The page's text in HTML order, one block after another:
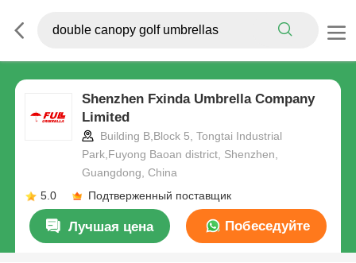
Shenzhen Fxinda Umbrella Company
Limited
Building B,Block 5, Tongtai Industrial
Park,Fuyong Baoan district, Shenzhen,
Guangdong, China
5.0
Подтверженный поставщик
Лучшая цена Побеседуйте